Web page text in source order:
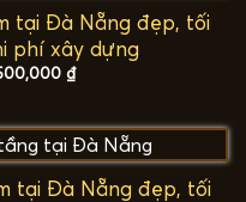
tại Đà Nẵng đẹp, tối
phí xây dựng
₫Giá
hiện
1,500,000 ₫.
tại Đà Nẵng đẹp, tối